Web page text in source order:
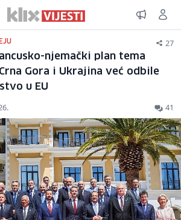
27
njemački plan tema
Gora i Ukrajina već odbile
u EU
41